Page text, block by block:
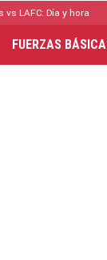
vs LAFC: Día y hora
FUERZAS